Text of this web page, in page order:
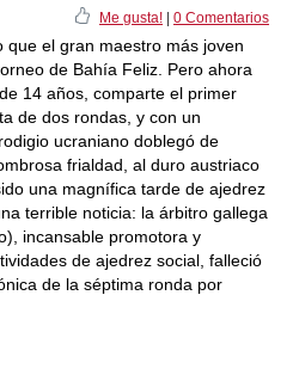
Me gusta! 0 Comentarios
que el gran maestro más joven
de Bahía Feliz. Pero ahora
14 años, comparte el primer
de dos rondas, y con un
ucraniano doblegó de
frialdad, al duro austriaco
una magnífica tarde de ajedrez
terrible noticia: la árbitro gallega
incansable promotora y
de ajedrez social, falleció
de la séptima ronda por